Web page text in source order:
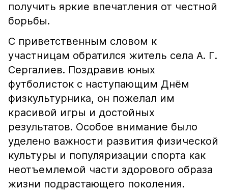
получить яркие впечатления от честной
борьбы.
С приветственным словом к
участницам обратился житель села А. Г.
Сергалиев. Поздравив юных
футболисток с наступающим Днём
физкультурника, он пожелал им
красивой игры и достойных
результатов. Особое внимание было
уделено важности развития физической
культуры и популяризации спорта как
неотъемлемой части здорового образа
жизни подрастающего поколения.